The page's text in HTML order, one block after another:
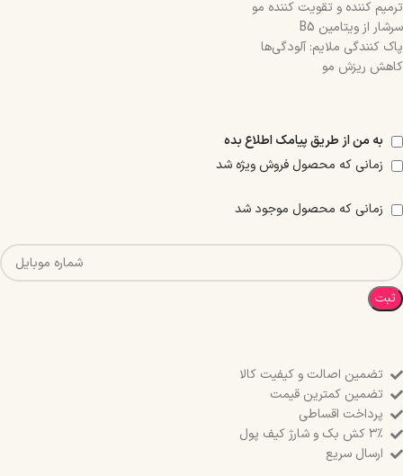
ترمیم کننده و تقویت کننده مو
سرشار از ویتامین B5
پاک کنندگی ملایم: آلودگی‌ها
کاهش ریزش مو
به من از طریق پیامک اطلاع بده
زمانی که محصول فروش ویژه شد
زمانی که محصول موجود شد
ثبت
تضمین اصالت و کیفیت کالا
تضمین کمترین قیمت
پرداخت اقساطی
۳٪ کش بک و شارژ کیف پول
ارسال سریع